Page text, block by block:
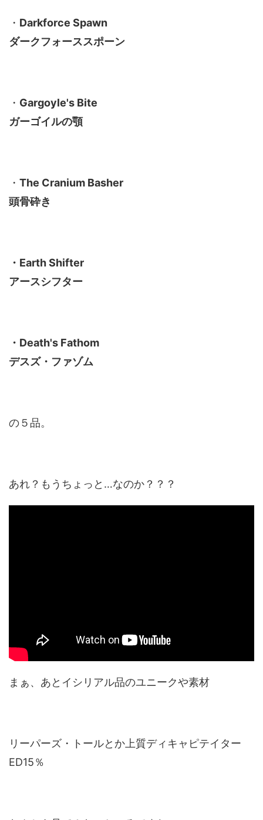
・ Darkforce Spawn
ダークフォーススポーン
・ Gargoyle's Bite
ガーゴイルの顎
・ The Cranium Basher
頭骨砕き
・Earth Shifter
アースシフター
・Death's Fathom
デスズ・ファゾム
の５品。
あれ？もうちょっと…なのか？？？
まぁ、あとイシリアル品のユニークや素材
リーパーズ・トールとか上質ディキャピテイター
ED15％